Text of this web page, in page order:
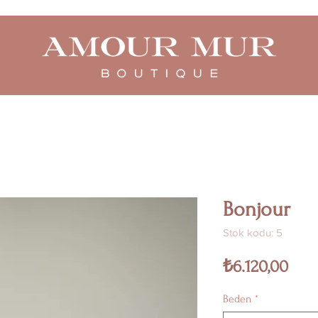
Bonjour
Stok kodu: 5
₺6.120,00
Beden *